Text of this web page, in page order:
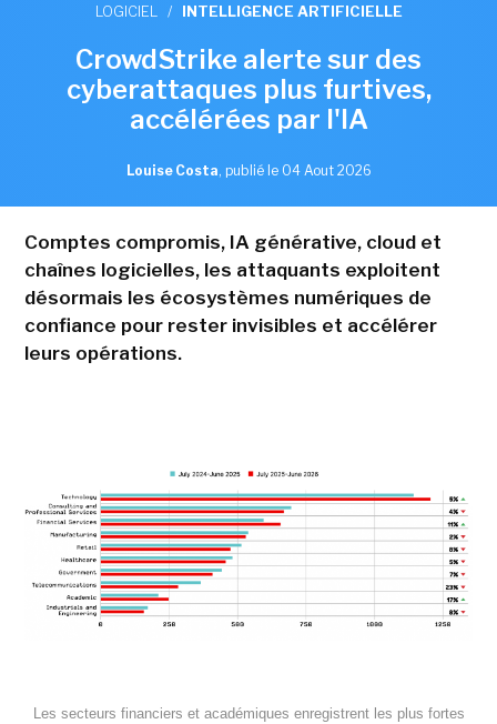
LOGICIEL / INTELLIGENCE ARTIFICIELLE
CrowdStrike alerte sur des
cyberattaques plus furtives,
accélérées par l'IA
Louise Costa, publié le 04 Aout 2026
Comptes compromis, IA générative, cloud et
chaînes logicielles, les attaquants exploitent
désormais les écosystèmes numériques de
confiance pour rester invisibles et accélérer
leurs opérations.
Les secteurs financiers et académiques enregistrent les plus fortes